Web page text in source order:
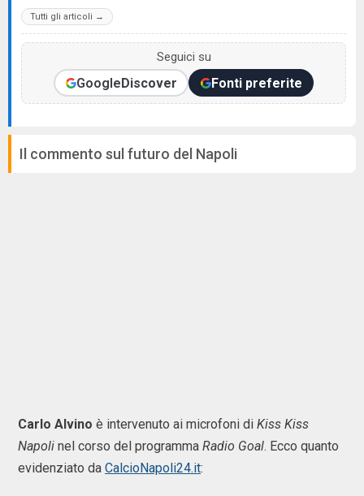
Tutti gli articoli →
Seguici su
GoogleDiscover Fonti preferite
Il commento sul futuro del Napoli
Carlo Alvino è intervenuto ai microfoni di Kiss Kiss
Napoli nel corso del programma Radio Goal. Ecco quanto
evidenziato da CalcioNapoli24.it: